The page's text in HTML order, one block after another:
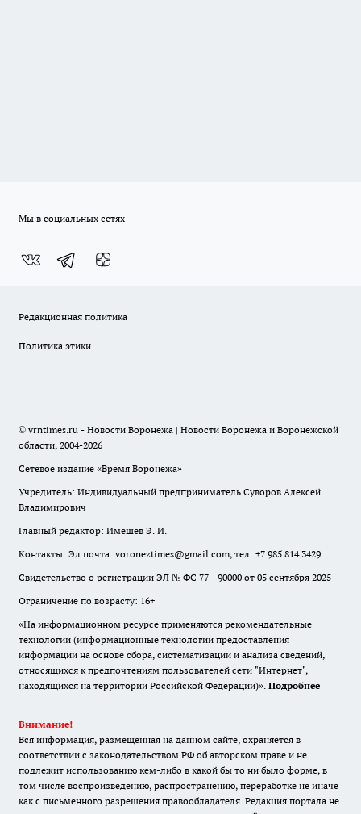
Мы в социальных сетях
Редакционная политика
Политика этики
© vrntimes.ru - Новости Воронежа | Новости Воронежа и Воронежской
области, 2004-2026
Сетевое издание «Время Воронежа»
Учредитель: Индивидуальный предприниматель Суворов Алексей
Владимирович
Главный редактор: Имешев Э. И.
Контакты: Эл.почта: voroneztimes@gmail.com, тел: +7 985 814 3429
Свидетельство о регистрации ЭЛ № ФС 77 - 90000 от 05 сентября 2025
Ограничение по возрасту: 16+
«На информационном ресурсе применяются рекомендательные
технологии (информационные технологии предоставления
информации на основе сбора, систематизации и анализа сведений,
относящихся к предпочтениям пользователей сети "Интернет",
находящихся на территории Российской Федерации)». Подробнее
Внимание!
Вся информация, размещенная на данном сайте, охраняется в
соответствии с законодательством РФ об авторском праве и не
подлежит использованию кем-либо в какой бы то ни было форме, в
том числе воспроизведению, распространению, переработке не иначе
как с письменного разрешения правообладателя. Редакция портала не